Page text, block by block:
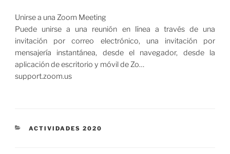
Unirse a una Zoom Meeting
Puede unirse a una reunión en línea a través de una
invitación por correo electrónico, una invitación por
mensajería instantánea, desde el navegador, desde la
aplicación de escritorio y móvil de Zo…
support.zoom.us
CATEGORÍAS
ACTIVIDADES 2020